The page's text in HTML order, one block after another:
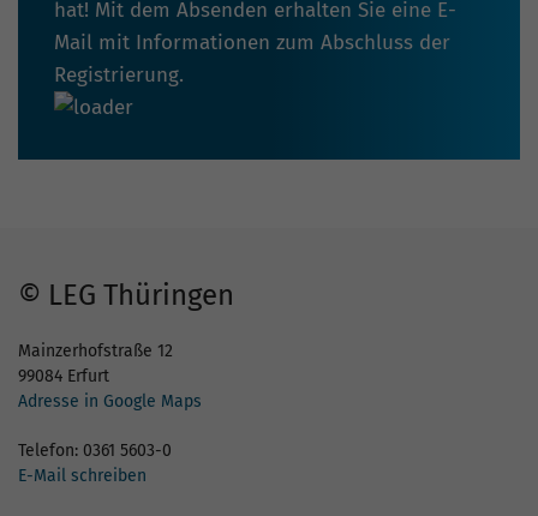
hat! Mit dem Absenden erhalten Sie eine E-
Mail mit Informationen zum Abschluss der
Registrierung.
© LEG Thüringen
Mainzerhofstraße 12
99084 Erfurt
Adresse in Google Maps
Telefon: 0361 5603-0
E-Mail schreiben